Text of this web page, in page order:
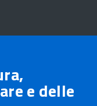
e delle